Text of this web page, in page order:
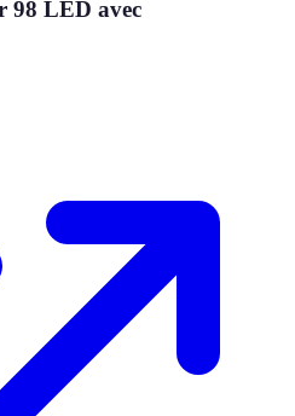
98 LED avec